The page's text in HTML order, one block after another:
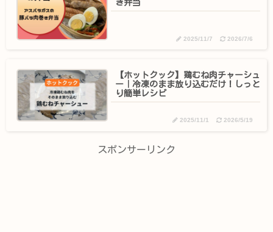
き弁当
2025/11/7 2026/7/6
【ホットクック】鶏むね肉チャーシュ
ー｜冷凍のまま放り込むだけ！しっと
り簡単レシピ
2025/11/1 2026/5/19
スポンサーリンク